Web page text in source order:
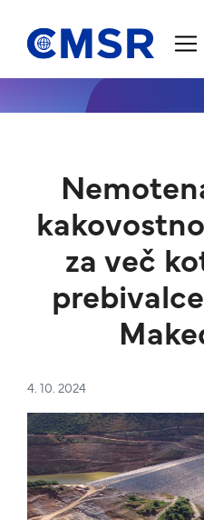
za več
4. 10. 2024